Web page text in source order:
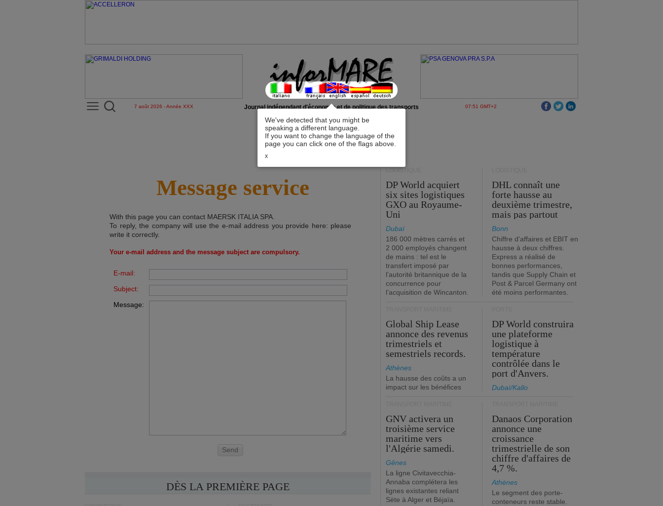
We've detected that you might be
speaking a different language.
If you want to change the language of the
page you can click one of the flags above.
x
7 août 2026 - Année XXX Journal indépendant d'économie et de politique des transports 07:51 GMT+2
Message service
With this page you can contact MAERSK ITALIA SPA
To reply, the company will use the e-mail address you provide here: please
write it correctly.
Your e-mail address and the message subject are compulsory.
E-mail:
Subject:
Message:
Send
DÈS LA PREMIÈRE PAGE
LOGISTIQUE
DP World acquiert
six sites logistiques
GXO au Royaume-
Uni
Dubaï
186 000 mètres carrés et
2 000 employés changent
de mains : tel est le
transfert imposé par
l’autorité britannique de la
concurrence pour
l’acquisition de Wincanton.
DHL connaît une
forte hausse au
deuxième trimestre,
mais pas partout
Bonn
Chiffre d'affaires et EBIT en
hausse à deux chiffres.
Express a réalisé de
bonnes performances,
tandis que Supply Chain et
Post & Parcel Germany ont
été moins performantes.
Global Ship Lease
annonce des revenus
trimestriels et
semestriels records.
Athènes
La hausse des coûts a un
impact sur les bénéfices
DP World construira
une plateforme
logistique à
température
contrôlée dans le
port d'Anvers.
Dubaï/Kallo
GNV activera un
troisième service
maritime vers
l'Algérie samedi.
Gênes
La ligne Civitavecchia-
Annaba complétera les
lignes existantes reliant
Sète à Alger et Béjaïa.
Danaos Corporation
annonce une
croissance
trimestrielle de son
chiffre d'affaires de
4,7 %.
Athènes
Le segment des porte-
conteneurs reste stable.